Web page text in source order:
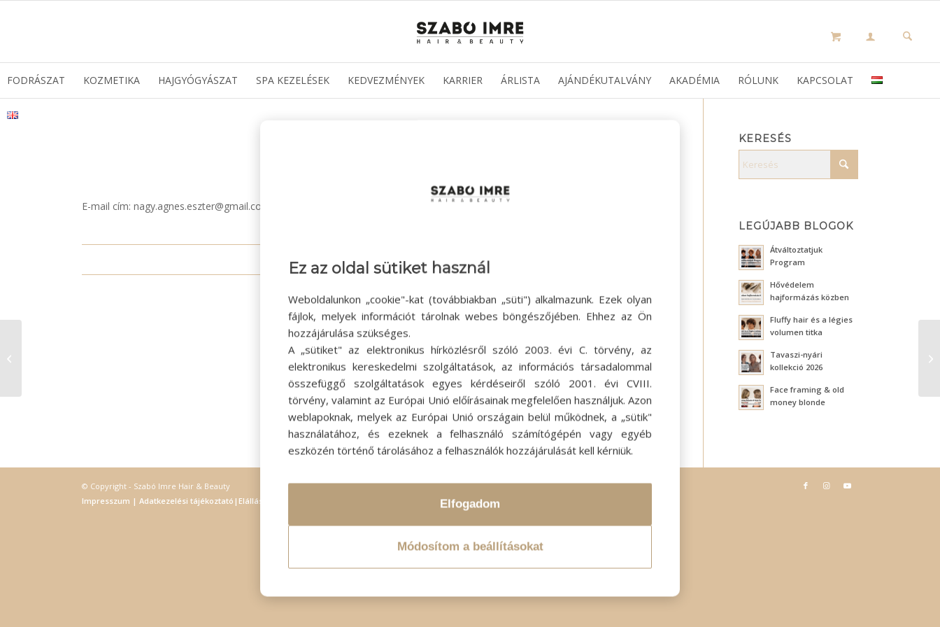
FODRÁSZAT KOZMETIKA HAJGYÓGYÁSZAT SPA KEZELÉSEK KEDVEZMÉNYEK KARRIER ÁRLISTA AJÁNDÉKUTALVÁNY AKADÉMIA RÓLUNK KAPCSOLAT
E-mail cím: nagy.agnes.eszter@gmail.com
2024-03-26 SZERZŐ:
KERESÉS
LEGÚJABB BLOGOK
Átváltoztatjuk
Program
Hővédelem
hajformázás közben
Fluffy hair és a légies
volumen titka
Tavaszi-nyári
kollekció 2026
Face framing & old
money blonde
© Copyright - Szabó Imre Hair & Beauty
Impresszum | Adatkezelési tájékoztató | Elállás
Ez az oldal sütiket használ
Weboldalunkon „cookie"-kat (továbbiakban „süti") alkalmazunk. Ezek olyan
fájlok, melyek információt tárolnak webes böngészőjében. Ehhez az Ön
hozzájárulása szükséges.
A „sütiket" az elektronikus hírközlésről szóló 2003. évi C. törvény, az
elektronikus kereskedelmi szolgáltatások, az információs társadalommal
összefüggő szolgáltatások egyes kérdéseiről szóló 2001. évi CVIII.
törvény, valamint az Európai Unió előírásainak megfelelően használjuk. Azon
weblapoknak, melyek az Európai Unió országain belül működnek, a „sütik"
használatához, és ezeknek a felhasználó számítógépén vagy egyéb
eszközén történő tárolásához a felhasználók hozzájárulását kell kérniük.
Elfogadom
Módosítom a beállításokat